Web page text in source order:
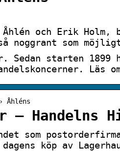
Åhlén och Erik
noggrant som
Sedan starten
Läs
Åhléns
– Handelns
som
köp av